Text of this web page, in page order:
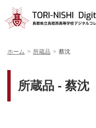
ホーム 所蔵品 蔡沈
所蔵品 - 蔡沈